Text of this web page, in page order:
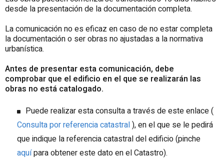
desde la presentación de la documentación completa.
La comunicación no es eficaz en caso de no estar completa
la documentación o ser obras no ajustadas a la normativa
urbanística.
Antes de presentar esta comunicación, debe
comprobar que el edificio en el que se realizarán las
obras no está catalogado.
Puede realizar esta consulta a través de este enlace (
Consulta por referencia catastral), en el que se le pedirá
que indique la referencia catastral del edificio (pinche
aquípara obtener este dato en el Catastro).